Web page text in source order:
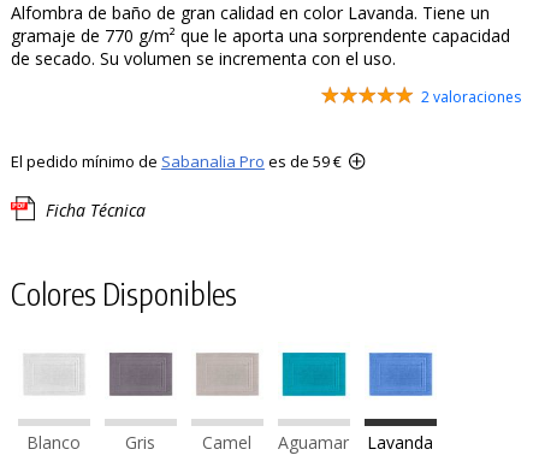
Alfombra de baño de gran calidad en color Lavanda. Tiene un
gramaje de 770 g/m² que le aporta una sorprendente capacidad
de secado. Su volumen se incrementa con el uso.
2 valoraciones
El pedido mínimo de Sabanalia Pro es de 59 €
Ficha Técnica
Colores Disponibles
Blanco Gris Camel Aguamar Lavanda